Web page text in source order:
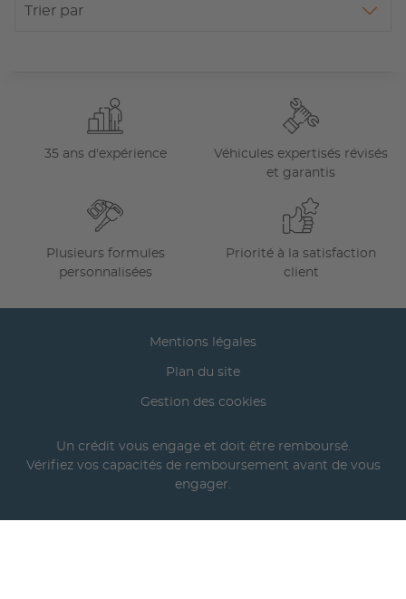
Trier par
35 ans d'expérience
Véhicules expertisés révisés
et garantis
Plusieurs formules
personnalisées
Priorité à la satisfaction
client
Mentions légales
Plan du site
Gestion des cookies
Un crédit vous engage et doit être remboursé.
Vérifiez vos capacités de remboursement avant de vous
engager.